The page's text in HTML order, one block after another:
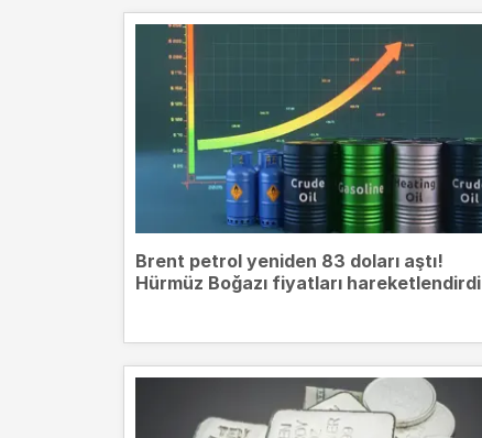
Brent petrol yeniden 83 doları aştı!
Hürmüz Boğazı fiyatları hareketlendirdi